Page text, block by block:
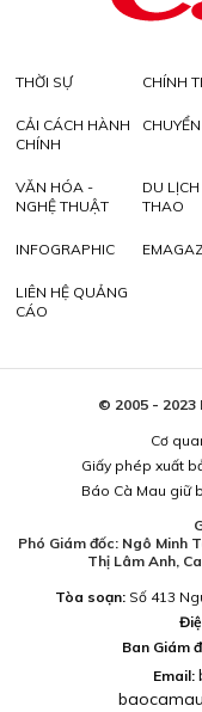
THỜI SỰ CHÍNH
CẢI CÁCH HÀNH
CHÍNH
VĂN HÓA -
NGHỆ THUẬT
DU
THAO
INFOGRAPHIC
LIÊN HỆ QUẢNG
CÁO
© 2005 - 2023
Cơ
Giấy phép xuất
Báo Cà Mau giữ
Phó Giám đốc: Ngô Minh
Thị Lâm Anh,
Tòa soạn:Số 413
Ban Giám
Email: